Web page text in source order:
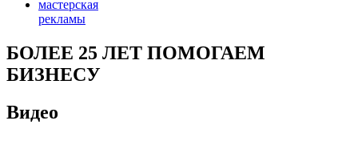
мастерская
рекламы
БОЛЕЕ 25 ЛЕТ ПОМОГАЕМ
БИЗНЕСУ
Видео